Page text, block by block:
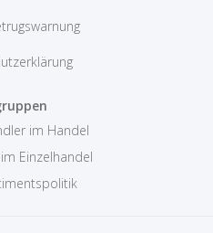
im Handel
Einzelhandel